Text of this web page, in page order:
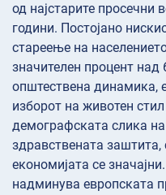
од најстарите просечни
години. Постојано
стареење на
значителен процент
општествена динамика,
изборот на животен
демографската слика
здравствената заштита,
економијата се
надминува европската